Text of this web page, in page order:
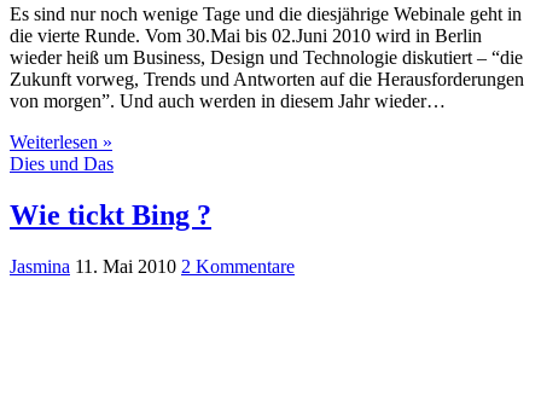
Es sind nur noch wenige Tage und die diesjährige Webinale geht in
die vierte Runde. Vom 30.Mai bis 02.Juni 2010 wird in Berlin
wieder heiß um Business, Design und Technologie diskutiert – “die
Zukunft vorweg, Trends und Antworten auf die Herausforderungen
von morgen”. Und auch werden in diesem Jahr wieder…
Weiterlesen »
Dies und Das
Wie tickt Bing ?
Jasmina 11. Mai 2010 2 Kommentare